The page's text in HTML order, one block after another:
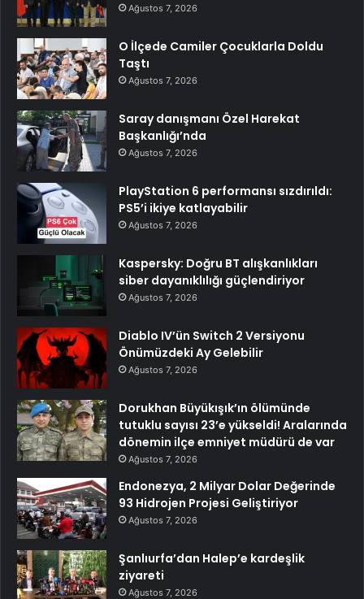
Ağustos 7, 2026
O İlçede Camiler Çocuklarla Doldu
Taştı
Ağustos 7, 2026
Saray danışmanı Özel Harekat
Başkanlığı’nda
Ağustos 7, 2026
PlayStation 6 performansı sızdırıldı:
PS5’i ikiye katlayabilir
Ağustos 7, 2026
Kaspersky: Doğru BT alışkanlıkları
siber dayanıklılığı güçlendiriyor
Ağustos 7, 2026
Diablo IV’ün Switch 2 Versiyonu
Önümüzdeki Ay Gelebilir
Ağustos 7, 2026
Dorukhan Büyükışık’ın ölümünde
tutuklu sayısı 23’e yükseldi! Aralarında
dönemin ilçe emniyet müdürü de var
Ağustos 7, 2026
Endonezya, 2 Milyar Dolar Değerinde
93 Hidrojen Projesi Geliştiriyor
Ağustos 7, 2026
Şanlıurfa’dan Halep’e kardeşlik
ziyareti
Ağustos 7, 2026